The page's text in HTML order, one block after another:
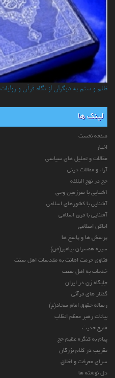
ظلم و ستم به دیگران از نگاه قرآن و روایات
لینک ها
صفحه نخست
اخبار
مقالات و تحلیل های سیاسی
آراء و مقالات دینی
حج در نهج البلاغه
آشنایی با سرزمین وحی
آشنایی با کشورهای اسلامی
آشنایی با فرق اسلامی
اماکن اسلامی
پرسش ها و پاسخ ها
سیره همسران پیامبر(ص)
فتاوی حرمت اهانت به مقدسات اهل سنت
خدمات به اهل سنت
جایگاه زن در ایران
گفتار های قرآنی
رساله حقوق امام سجاد(ع)
بیانات رهبر معظم انقلاب
شرح حدیث
پیام به کنگره عظیم حج
تقریب در کلام بزرگان
سرای معرفت و اخلاق
دل نوشته ها